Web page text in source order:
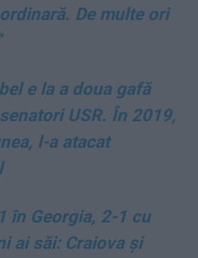
De multe ori
e la a doua gafă
USR. În 2019,
l-a atacat
în Georgia, 2-1 cu
ai săi: Craiova și